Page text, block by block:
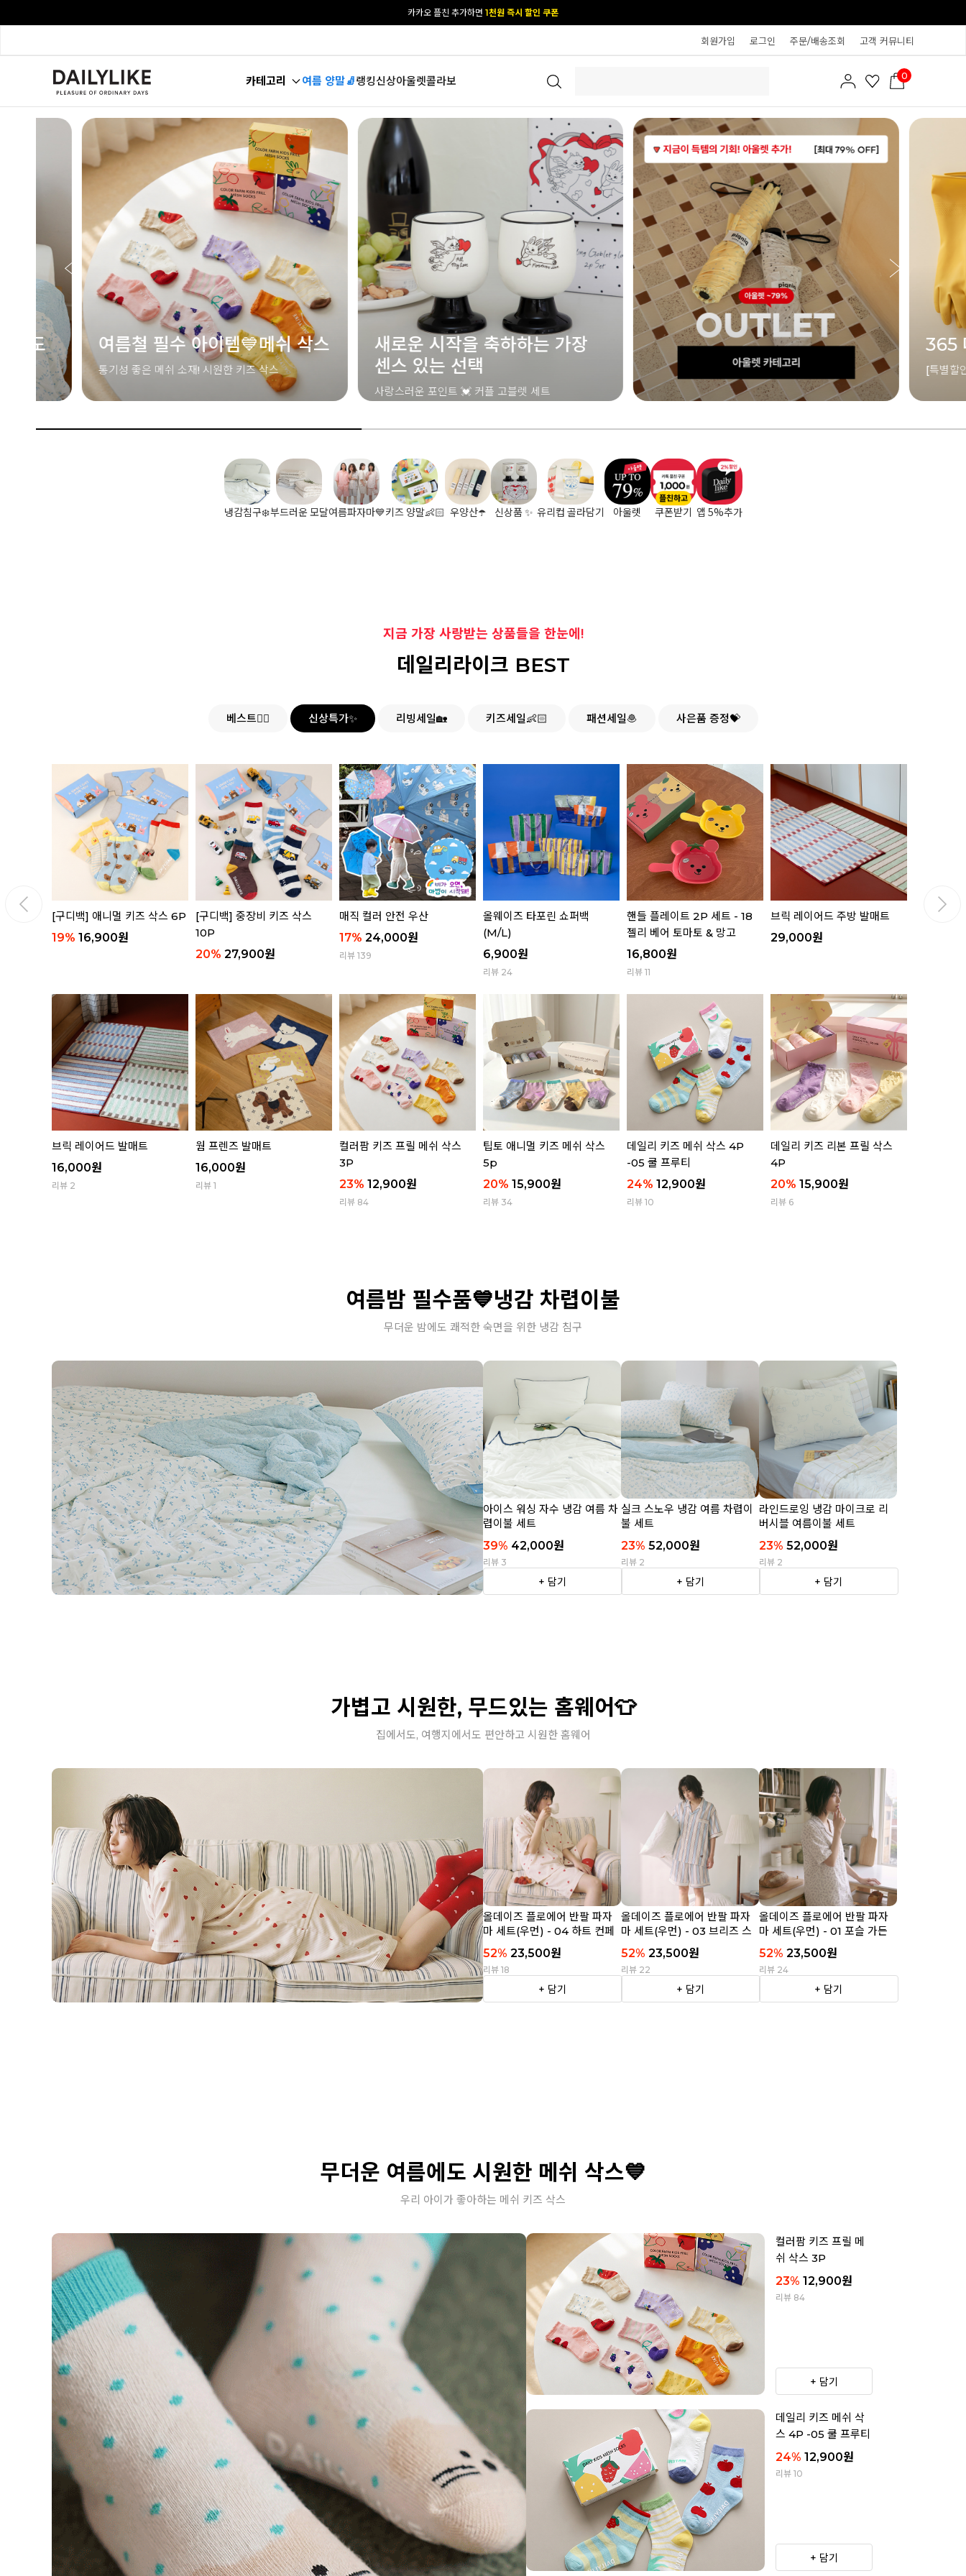
[공식몰 단독] 앱 다운받고2% 결제 할인 받기
회원가입 로그인 주문/배송조회 고객 커뮤니티
카테고리 여름 양말🧦랭킹신상아울렛콜라보 0
새로운 시작을 축하하는 가장
센스 있는 선택
사랑스러운 포인트 💓 커플 고블렛 세트
365 데일리 고무장갑 3P 세트
[특별할인] 3,900원
젤리 베어
[특별할인]
냉감침구❄️부드러운 모달여름파자마💙키즈 양말👶🏻 우양산☂️ 신상품 ✨ 유리컵 골라담기 아울렛
플친하고
쿠폰받기 앱 5%추가
지금 가장 사랑받는 상품들을 한눈에!
데일리라이크 BEST
베스트👍🏻 신상특가✨ 리빙세일🏡 키즈세일👶🏻 패션세일🧆 사은품 증정💝
[구디백] 애니멀 키즈 삭스 6P
19% 16,900원
[구디백] 중장비 키즈 삭스
10P
20% 27,900원
매직 컬러 안전 우산
17% 24,000원
리뷰 139
올웨이즈 타포린 쇼퍼백
(M/L)
6,900원
리뷰 24
핸들 플레이트 2P 세트 - 18
젤리 베어 토마토 & 망고
16,800원
리뷰 11
브릭 레이어드 주방 발매트
29,000원
브릭 레이어드 발매트
16,000원
리뷰 2
웜 프렌즈 발매트
16,000원
리뷰 1
컬러팜 키즈 프릴 메쉬 삭스
3P
23% 12,900원
리뷰 84
팁토 애니멀 키즈 메쉬 삭스
5p
20% 15,900원
리뷰 34
데일리 키즈 메쉬 삭스 4P
-05 쿨 프루티
24% 12,900원
리뷰 10
데일리 키즈 리본 프릴 삭스
4P
20% 15,900원
리뷰 6
핸들 플
여름밤 필수품💙냉감 차렵이불
무더운 밤에도 쾌적한 숙면을 위한 냉감 침구
아이스 워싱 자수 냉감 여름 차
렵이불 세트
39% 42,000원
리뷰 3
+ 담기
실크 스노우 냉감 여름 차렵이
불 세트
23% 52,000원
리뷰 2
+ 담기
라인드로잉 냉감 마이크로 리
버시블 여름이불 세트
23% 52,000원
리뷰 2
+ 담기
가볍고 시원한, 무드있는 홈웨어👕
집에서도, 여행지에서도 편안하고 시원한 홈웨어
올데이즈 플로에어 반팔 파자
마 세트(우먼) - 04 하트 컨페
티
52% 23,500원
리뷰 18
+ 담기
올데이즈 플로에어 반팔 파자
마 세트(우먼) - 03 브리즈 스
트라이프
52% 23,500원
리뷰 22
+ 담기
올데이즈 플로에어 반팔 파자
마 세트(우먼) - 01 포슬 가든
52% 23,500원
리뷰 24
+ 담기
무더운 여름에도 시원한 메쉬 삭스💙
우리 아이가 좋아하는 메쉬 키즈 삭스
컬러팜 키즈 프릴 메
쉬 삭스 3P
23% 12,900원
리뷰 84
+ 담기
데일리 키즈 메쉬 삭
스 4P -05 쿨 프루티
24% 12,900원
리뷰 10
+ 담기